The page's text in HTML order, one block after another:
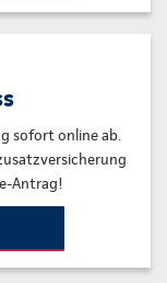
sofort online ab.
Antrag!